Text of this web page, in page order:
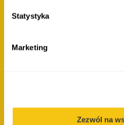
Statystyka
Marketing
Zezwól na
komandytowa
87-100 Toruń
NIP (Tax ID):9562300054